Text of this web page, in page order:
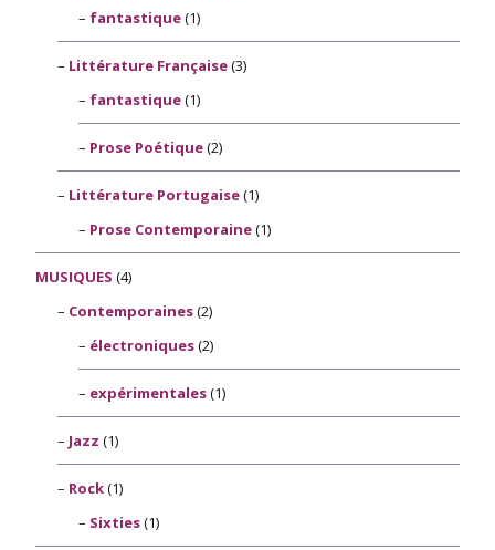
fantastique(1)
Littérature Française(3)
fantastique(1)
Prose Poétique(2)
Littérature Portugaise(1)
Prose Contemporaine(1)
MUSIQUES (4)
Contemporaines(2)
électroniques(2)
expérimentales(1)
Jazz (1)
Rock(1)
Sixties(1)